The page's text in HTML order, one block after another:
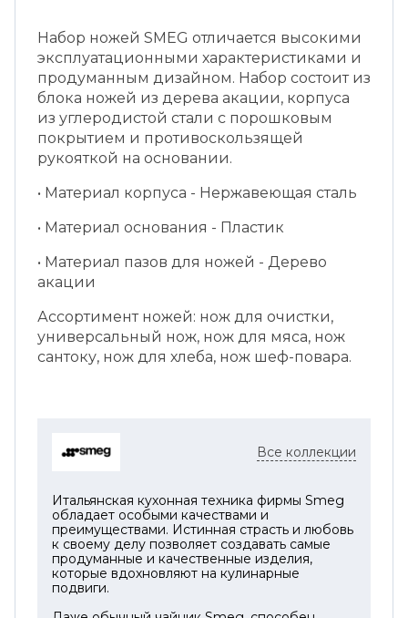
Набор ножей SMEG отличается высокими
эксплуатационными характеристиками и
продуманным дизайном. Набор состоит из
блока ножей из дерева акации, корпуса
из углеродистой стали с порошковым
покрытием и противоскользящей
рукояткой на основании.
• Материал корпуса - Нержавеющая сталь
• Материал основания - Пластик
• Материал пазов для ножей - Дерево
акации
Ассортимент ножей: нож для очистки,
универсальный нож, нож для мяса, нож
сантоку, нож для хлеба, нож шеф-повара.
Все коллекции
Итальянская кухонная техника фирмы Smeg
обладает особыми качествами и
преимуществами. Истинная страсть и любовь
к своему делу позволяет создавать самые
продуманные и качественные изделия,
которые вдохновляют на кулинарные
подвиги.